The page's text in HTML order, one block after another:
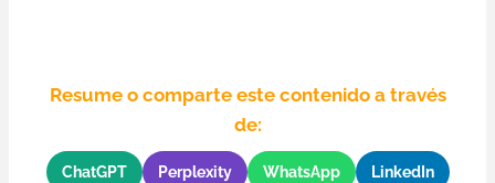
Resume o comparte este contenido a través
de:
ChatGPT Perplexity WhatsApp LinkedIn